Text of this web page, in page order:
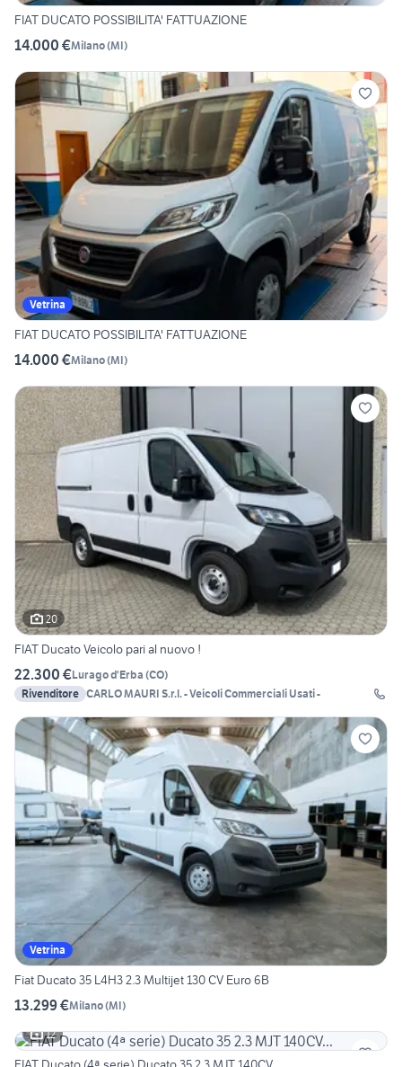
FIAT DUCATO POSSIBILITA' FATTUAZIONE
14.000 €Milano(MI)
Vetrina
FIAT DUCATO POSSIBILITA' FATTUAZIONE
14.000 €Milano(MI)
20
FIAT Ducato Veicolo pari al nuovo !
22.300 €Lurago d'Erba (CO)
Rivenditore CARLO MAURI S.r.l. - Veicoli Commerciali Usati -
Vetrina
Fiat Ducato 35 L4H3 2.3 Multijet 130 CV Euro 6B
13.299 €Milano(MI)
12